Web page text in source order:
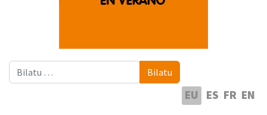
Bilatu Bilatu
EU ES FR EN